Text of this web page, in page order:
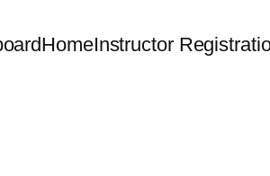
HomeInstructor